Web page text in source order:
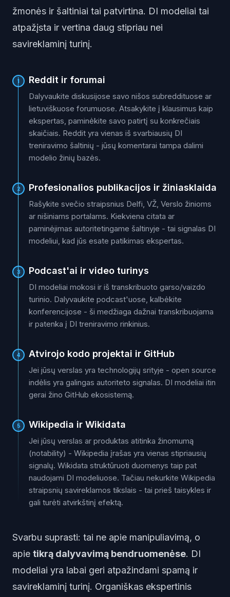
žmonės ir šaltiniai tai patvirtina. DI modeliai tai
atpažįsta ir vertina daug stipriau nei
savireklaminį turinį.
1 Reddit ir forumai
Dalyvaukite diskusijose savo nišos subreddituose ar
lietuviškuose forumuose. Atsakykite į klausimus kaip
ekspertas, paminėkite savo patirtį su konkrečiais
skaičiais. Reddit yra vienas iš svarbiausių DI
treniravimo šaltinių - jūsų komentarai tampa dalimi
modelio žinių bazės.
2 Profesionalios publikacijos ir žiniasklaida
Rašykite svečio straipsnius Delfi, VŽ, Verslo žinioms
ar nišiniams portalams. Kiekviena citata ar
paminėjimas autoritetingame šaltinyje - tai signalas DI
modeliui, kad jūs esate patikimas ekspertas.
3 Podcast'ai ir video turinys
DI modeliai mokosi ir iš transkribuoto garso/vaizdo
turinio. Dalyvaukite podcast'uose, kalbėkite
konferencijose - ši medžiaga dažnai transkribuojama
ir patenka į DI treniravimo rinkinius.
4 Atvirojo kodo projektai ir GitHub
Jei jūsų verslas yra technologijų srityje - open source
indėlis yra galingas autoriteto signalas. DI modeliai itin
gerai žino GitHub ekosistemą.
5 Wikipedia ir Wikidata
Jei jūsų verslas ar produktas atitinka žinomumą
(notability) - Wikipedia įrašas yra vienas stipriausių
signalų. Wikidata struktūruoti duomenys taip pat
naudojami DI modeliuose. Tačiau nekurkite Wikipedia
straipsnių savireklamos tikslais - tai prieš taisykles ir
gali turėti atvirkštinį efektą.
Svarbu suprasti: tai ne apie manipuliavimą, o
apie tikrą dalyvavimą bendruomenėse. DI
modeliai yra labai geri atpažindami spamą ir
savireklaminį turinį. Organiškas ekspertinis